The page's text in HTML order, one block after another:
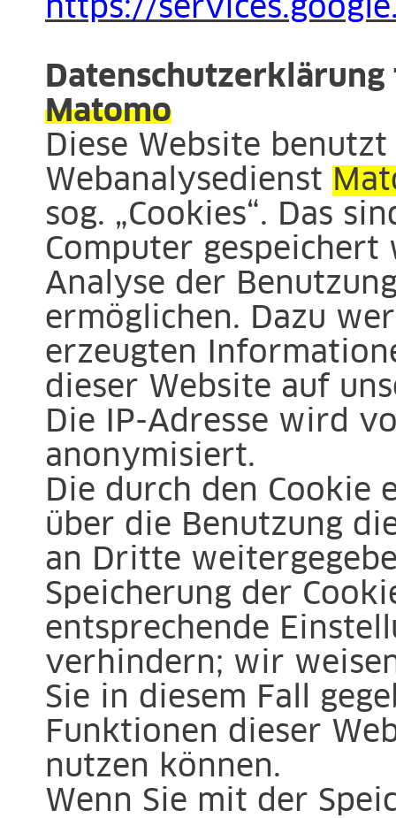
https://
Matomo
Diese Website
Webanalysedienst
sog. „Cookies“. Das
Computer
Analyse der
ermöglichen. Dazu
erzeugten
dieser Website auf
Die IP-Adresse wird
anonymisiert.
Die durch den Cookie
über die Benutzung
an Dritte
Speicherung der
entsprechende
verhindern; wir
Sie in diesem Fall
Funktionen dieser
nutzen können.
Wenn Sie mit der